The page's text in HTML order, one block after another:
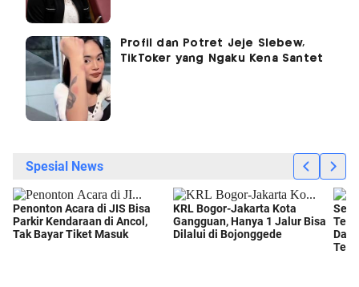
Profil dan Potret Jeje Slebew,
TikToker yang Ngaku Kena Santet